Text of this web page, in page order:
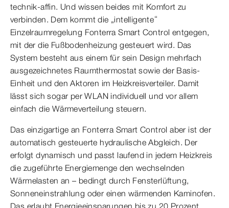
technik-affin. Und wissen beides mit Komfort zu
verbinden. Dem kommt die „intelligente“
Einzelraumregelung Fonterra Smart Control entgegen,
mit der die Fußbodenheizung gesteuert wird. Das
System besteht aus einem für sein Design mehrfach
ausgezeichnetes Raumthermostat sowie der Basis-
Einheit und den Aktoren im Heizkreisverteiler. Damit
lässt sich sogar per WLAN individuell und vor allem
einfach die Wärmeverteilung steuern.
Das einzigartige an Fonterra Smart Control aber ist der
automatisch gesteuerte hydraulische Abgleich. Der
erfolgt dynamisch und passt laufend in jedem Heizkreis
die zugeführte Energiemenge den wechselnden
Wärmelasten an – bedingt durch Fensterlüftung,
Sonneneinstrahlung oder einen wärmenden Kaminofen.